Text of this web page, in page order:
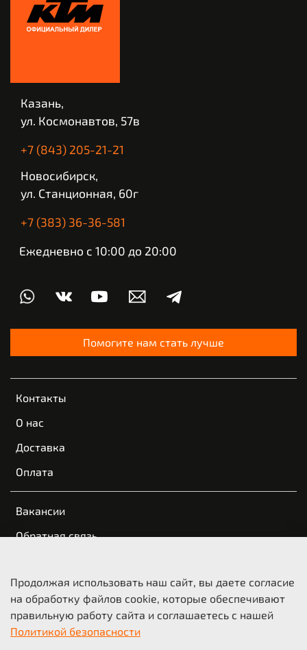
Контакты
О нас
Доставка
Оплата
Вакансии
Обратная связь
Оферта и политика конфиденциальности
Казань,
ул. Космонавтов, 57в
+7 (843) 205-21-21
Новосибирск,
ул. Станционная, 60г
+7 (383) 36-36-581
Ежедневно с 10:00 до 20:00
Помогите нам стать лучше
© 2021-2026 KTM Казань | КТМ Новосибирск
Продолжая использовать наш сайт, вы даете согласие
на обработку файлов cookie, которые обеспечивают
правильную работу сайта и соглашаетесь с нашей
Политикой безопасности